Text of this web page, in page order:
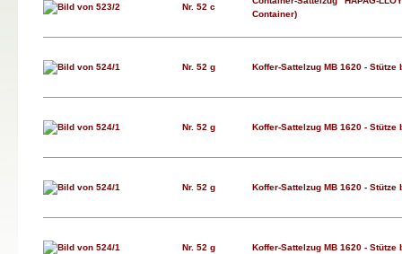
Nr. 52 c
Container)
Nr. 52 g Koffer-Sattelzug MB 1620 - Stütze
Nr. 52 g Koffer-Sattelzug MB 1620 - Stütze
Nr. 52 g Koffer-Sattelzug MB 1620 - Stütze
Nr. 52 g Koffer-Sattelzug MB 1620 - Stütze